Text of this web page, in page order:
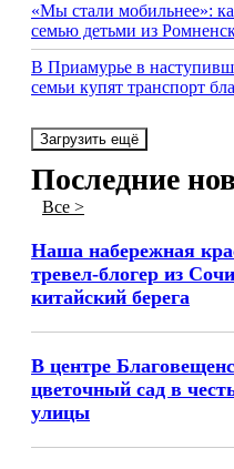
«Мы стали мобильнее»:
семью детьми из
В Приамурье в
семьи купят транспорт
Загрузить ещё
Последние
Все >
Наша набережная
тревел-блогер из
китайский берега
В центре
цветочный сад в
улицы